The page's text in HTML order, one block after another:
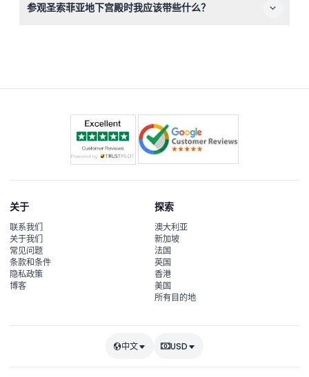
合理安排计划。
参观圣索菲亚地下宫殿时我应该带些什么？
关于
联系我们
关于我们
常见问题
条款和条件
隐私政策
博客
探索
澳大利亚
新加坡
法国
英国
香港
美国
所有目的地
中文 USD